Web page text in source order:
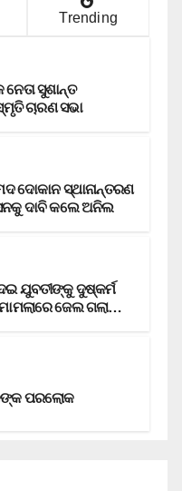
Trending
ସୁଶାନ୍ତ
ଚାରଣ ସଭା
ଦୋକାନ ସ୍ଥାନାନ୍ତରଣ
ଦାବି କଲେ ଅନିଲ
ଯୁବତୀଙ୍କୁ ଦୁଷ୍କର୍ମ
ଜେଲ ଗଲା
ପରଲୋକ